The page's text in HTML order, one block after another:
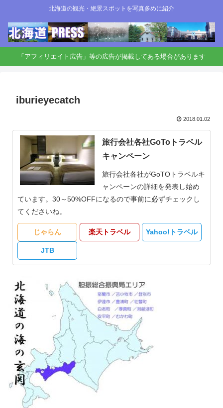
北海道の観光・絶景スポットを写真多めに紹介
「アフィリエイト広告」等の広告が掲載してある場合があります
iburieyecatch
2018.01.02
旅行会社各社GoToトラベル
キャンペーン
旅行会社各社がGoTOトラベルキ
ャンペーンの詳細を発表し始め
ています。30～50%OFFになるので事前に必ずチェックし
てくださいね。
じゃらん 楽天トラベル Yahoo!トラベル
JTB